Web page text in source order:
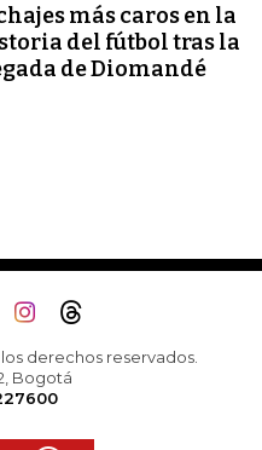
más caros en la
del fútbol tras la
de Diomandé
derechos reservados.
Bogotá